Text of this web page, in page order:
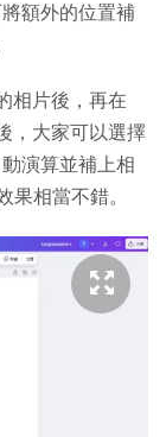
額外的位置補
相片後，再在
，大家可以選擇
演算並補上相
果相當不錯。